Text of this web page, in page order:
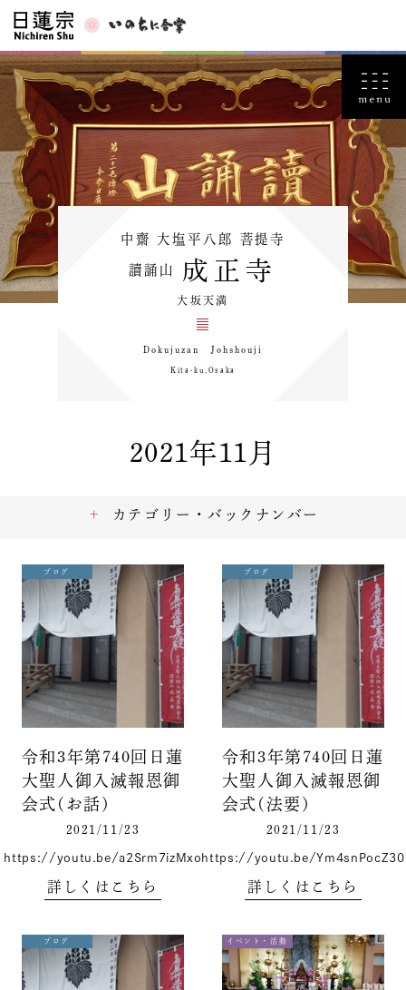
中齋 大塩平八郎 菩提寺
讀誦山 成正寺
大坂天満
Dokujuzan Johshouji
Kita-ku,Osaka
2021年11月
ブログ
令和3年第740回日蓮
大聖人御入滅報恩御
会式(お話)
2021/11/23
https://youtu.be/a2Srm7izMxo
詳しくはこちら
ブログ
令和3年第740回日蓮
大聖人御入滅報恩御
会式(法要)
2021/11/23
https://youtu.be/Ym4snPocZ30
詳しくはこちら
ブログ イベント・活動
カテゴリー・バックナンバー